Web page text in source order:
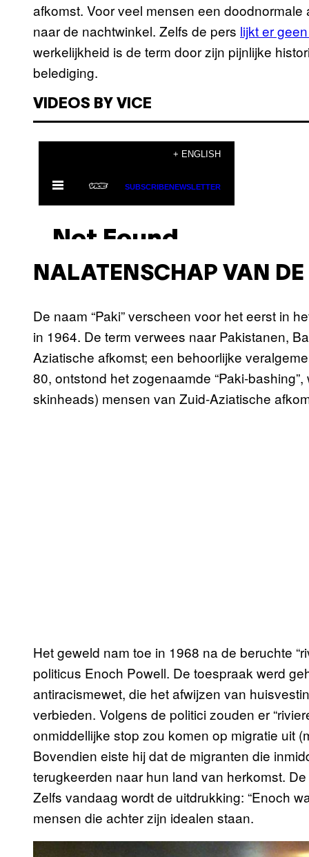
afkomst. Voor veel mensen een
naar de nachtwinkel. Zelfs de pers lijkt er
werkelijkheid is de term door zijn pijnlijke
belediging.
VIDEOS BY VICE
NALATENSCHAP VAN
De naam “Paki” verscheen voor het eerst in
in 1964. De term verwees naar Pakistanen,
Aziatische afkomst; een behoorlijke
80, ontstond het zogenaamde “Paki-
skinheads) mensen van Zuid-Aziatische
Het geweld nam toe in 1968 na de beruchte
politicus Enoch Powell. De toespraak werd
antiracismewet, die het afwijzen van
verbieden. Volgens de politici zouden er
onmiddellijke stop zou komen op migratie uit
Bovendien eiste hij dat de migranten die
terugkeerden naar hun land van herkomst.
Zelfs vandaag wordt de uitdrukking: “Enoch
mensen die achter zijn idealen staan.